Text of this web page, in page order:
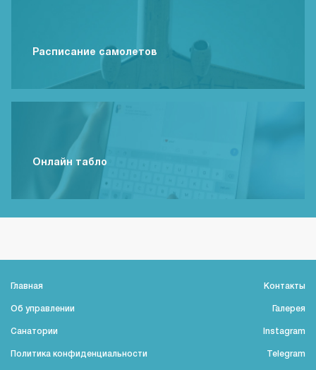
Расписание самолетов
Онлайн табло
Главная
Об управлении
Санатории
Политика конфиденциальности
Контакты
Галерея
Instagram
Telegram